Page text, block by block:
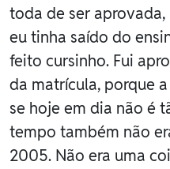
toda de ser
eu tinha saído do
feito cursinho. Fui
da matrícula, porque
se hoje em dia não é
tempo também não
2005. Não era uma